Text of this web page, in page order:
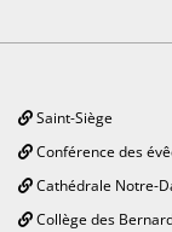
Saint-Siège
Conférence des
Cathédrale Notre-
Collège des